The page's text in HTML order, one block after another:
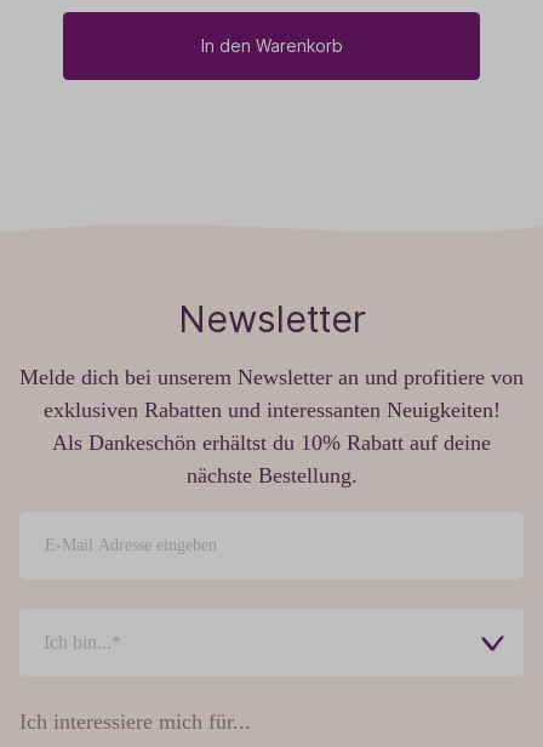
In den Warenkorb
Newsletter
Melde dich bei unserem Newsletter an und profitiere von
exklusiven Rabatten und interessanten Neuigkeiten!
Als Dankeschön erhältst du 10% Rabatt auf deine
nächste Bestellung.
Ich interessiere mich für...